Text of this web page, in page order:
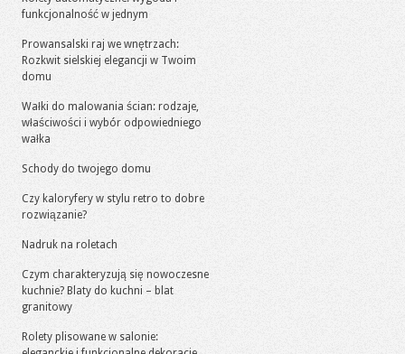
funkcjonalność w jednym
Prowansalski raj we wnętrzach:
Rozkwit sielskiej elegancji w Twoim
domu
Wałki do malowania ścian: rodzaje,
właściwości i wybór odpowiedniego
wałka
Schody do twojego domu
Czy kaloryfery w stylu retro to dobre
rozwiązanie?
Nadruk na roletach
Czym charakteryzują się nowoczesne
kuchnie? Blaty do kuchni – blat
granitowy
Rolety plisowane w salonie: